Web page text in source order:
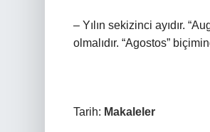
– Yılın sekizinci ayıdır.
olmalıdır. “Agostos”
Tarih: Makaleler